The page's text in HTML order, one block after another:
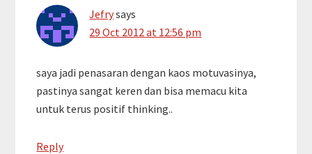
Jefrysays
29 Oct 2012 at 12:56 pm
saya jadi penasaran dengan kaos motuvasinya,
pastinya sangat keren dan bisa memacu kita
untuk terus positif thinking..
Reply